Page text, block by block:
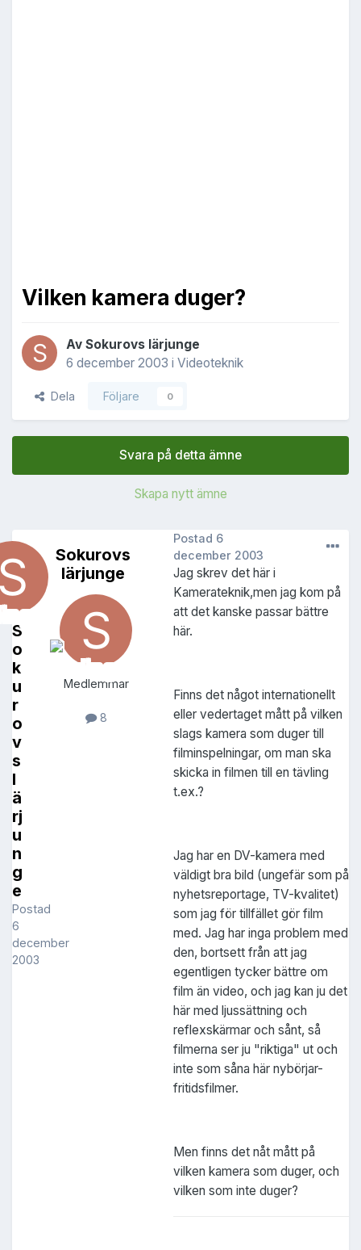
Vilken kamera duger?
Av Sokurovs lärjunge
6 december 2003 i Videoteknik
Dela Följare 0
Svara på detta ämne
Skapa nytt ämne
S
o
k
u
r
o
v
s
l
ä
rj
u
n
g
e
Postad
6
december
2003
Sokurovs
lärjunge
Medlemmar
8
Postad 6
december 2003
Jag skrev det här i
Kamerateknik,men jag kom på
att det kanske passar bättre
här.
Finns det något internationellt
eller vedertaget mått på vilken
slags kamera som duger till
filminspelningar, om man ska
skicka in filmen till en tävling
t.ex.?
Jag har en DV-kamera med
väldigt bra bild (ungefär som på
nyhetsreportage, TV-kvalitet)
som jag för tillfället gör film
med. Jag har inga problem med
den, bortsett från att jag
egentligen tycker bättre om
film än video, och jag kan ju det
här med ljussättning och
reflexskärmar och sånt, så
filmerna ser ju "riktiga" ut och
inte som såna här nybörjar-
fritidsfilmer.
Men finns det nåt mått på
vilken kamera som duger, och
vilken som inte duger?